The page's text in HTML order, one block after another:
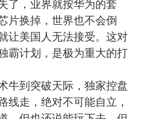
了，业界就按华为的套
片换掉，世界也不会倒
让美国人无法接受。这对
霸计划，是极为重大的打
牛到突破天际，独家控盘
线走，绝对不可能自立，